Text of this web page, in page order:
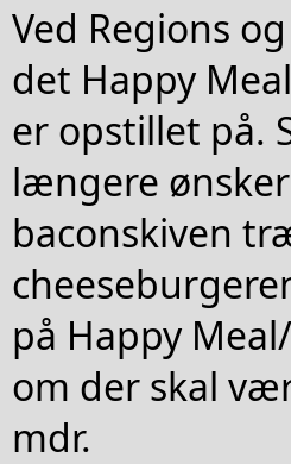
Ved Regions
det Happy
er opstillet på.
længere
baconskiven
på Happy
om der skal
mdr.